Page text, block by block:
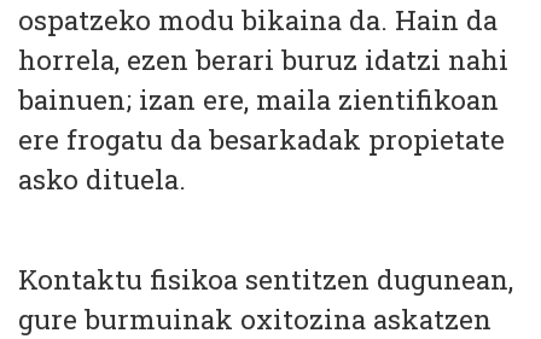
ospatzeko modu bikaina da. Hain da
horrela, ezen berari buruz idatzi nahi
bainuen; izan ere, maila zientifikoan
ere frogatu da besarkadak propietate
asko dituela.
Kontaktu fisikoa sentitzen dugunean,
gure burmuinak oxitozina askatzen